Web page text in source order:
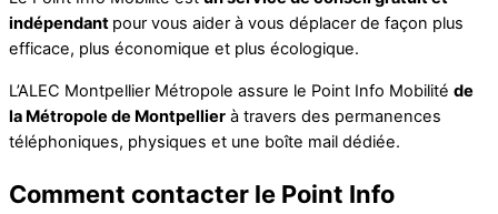
indépendant pour vous aider à vous déplacer de façon plus
efficace, plus économique et plus écologique.
L’ALEC Montpellier Métropole assure le Point Info Mobilité de
la Métropole de Montpellier à travers des permanences
téléphoniques, physiques et une boîte mail dédiée.
Comment contacter le Point Info